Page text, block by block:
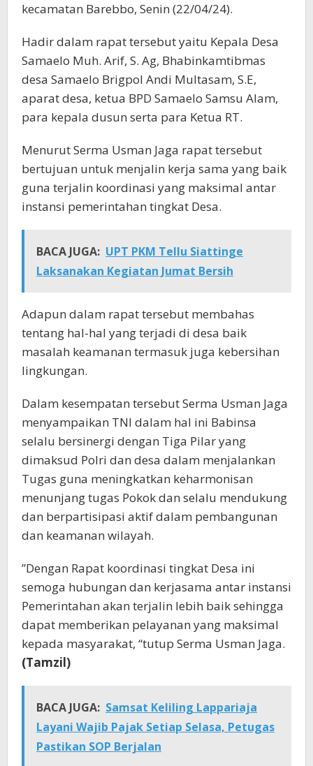
kecamatan Barebbo, Senin (22/04/24).
Hadir dalam rapat tersebut yaitu Kepala Desa
Samaelo Muh. Arif, S. Ag, Bhabinkamtibmas
desa Samaelo Brigpol Andi Multasam, S.E,
aparat desa, ketua BPD Samaelo Samsu Alam,
para kepala dusun serta para Ketua RT.
Menurut Serma Usman Jaga rapat tersebut
bertujuan untuk menjalin kerja sama yang baik
guna terjalin koordinasi yang maksimal antar
instansi pemerintahan tingkat Desa.
BACA JUGA: UPT PKM Tellu Siattinge
Laksanakan Kegiatan Jumat Bersih
Adapun dalam rapat tersebut membahas
tentang hal-hal yang terjadi di desa baik
masalah keamanan termasuk juga kebersihan
lingkungan.
Dalam kesempatan tersebut Serma Usman Jaga
menyampaikan TNI dalam hal ini Babinsa
selalu bersinergi dengan Tiga Pilar yang
dimaksud Polri dan desa dalam menjalankan
Tugas guna meningkatkan keharmonisan
menunjang tugas Pokok dan selalu mendukung
dan berpartisipasi aktif dalam pembangunan
dan keamanan wilayah.
”Dengan Rapat koordinasi tingkat Desa ini
semoga hubungan dan kerjasama antar instansi
Pemerintahan akan terjalin lebih baik sehingga
dapat memberikan pelayanan yang maksimal
kepada masyarakat, “tutup Serma Usman Jaga.
(Tamzil)
BACA JUGA: Samsat Keliling Lappariaja
Layani Wajib Pajak Setiap Selasa, Petugas
Pastikan SOP Berjalan